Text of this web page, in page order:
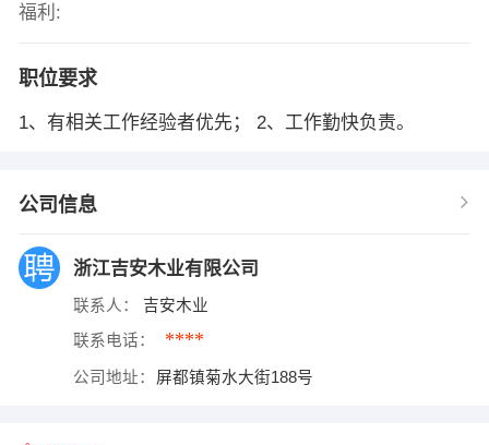
福利:
职位要求
1、有相关工作经验者优先； 2、工作勤快负责。
公司信息
浙江吉安木业有限公司
联系人： 吉安木业
联系电话： ****
公司地址： 屏都镇菊水大街188号